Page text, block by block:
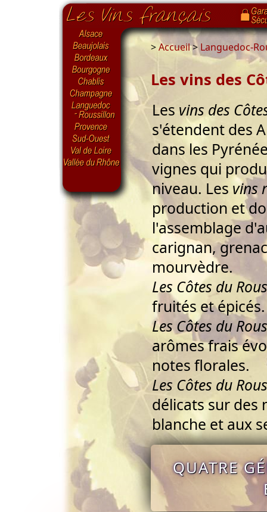
>Accueil>Languedoc-
Les vins des
Les vins des
s'étendent des
dans les
vignes qui
niveau. Les vins
production et
l'assemblage
carignan,
mourvèdre.
Les Côtes du
fruités et épicés.
Les Côtes du
arômes frais
notes florales.
Les Côtes du
délicats sur des
blanche et aux
QUATRE